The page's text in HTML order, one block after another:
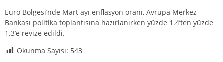
Euro Bölgesi’nde Mart ayı enflasyon oranı, Avrupa Merkez
Bankası politika toplantısına hazırlanırken yüzde 1.4’ten yüzde
1.3’e revize edildi.
Okunma Sayısı: 543